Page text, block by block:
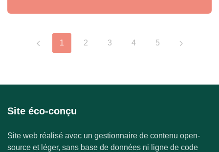
1 2 3 4 5
Site éco-conçu
Site web réalisé avec un gestionnaire de contenu open-
source et léger, sans base de données ni ligne de code